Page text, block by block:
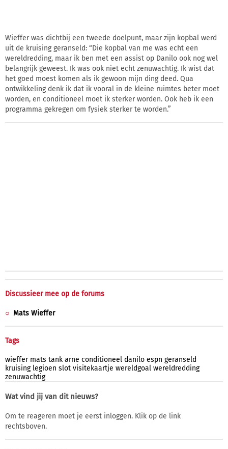
Wieffer was dichtbij een tweede doelpunt, maar zijn kopbal werd
uit de kruising geranseld: “Die kopbal van me was echt een
wereldredding, maar ik ben met een assist op Danilo ook nog wel
belangrijk geweest. Ik was ook niet echt zenuwachtig. Ik wist dat
het goed moest komen als ik gewoon mijn ding deed. Qua
ontwikkeling denk ik dat ik vooral in de kleine ruimtes beter moet
worden, en conditioneel moet ik sterker worden. Ook heb ik een
programma gekregen om fysiek sterker te worden.”
Discussieer mee op de forums
Mats Wieffer
Tags
wieffer mats tank arne conditioneel danilo espn geranseld
kruising legioen slot visitekaartje wereldgoal wereldredding
zenuwachtig
Wat vind jij van dit nieuws?
Om te reageren moet je eerst inloggen. Klik op de link
rechtsboven.